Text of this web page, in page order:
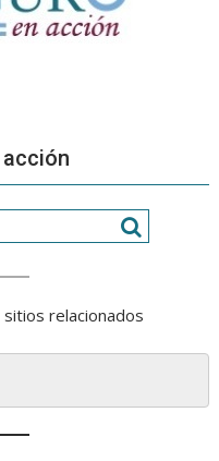
acción
sitios relacionados